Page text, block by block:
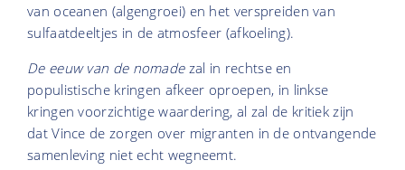
van oceanen (algengroei) en het verspreiden van
sulfaatdeeltjes in de atmosfeer (afkoeling).
De eeuw van de nomadezal in rechtse en
populistische kringen afkeer oproepen, in linkse
kringen voorzichtige waardering, al zal de kritiek zijn
dat Vince de zorgen over migranten in de ontvangende
samenleving niet echt wegneemt.